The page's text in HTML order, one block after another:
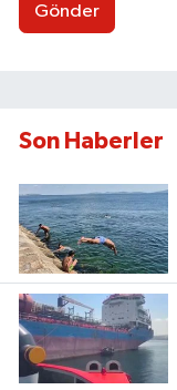
Gönder
Son Haberler